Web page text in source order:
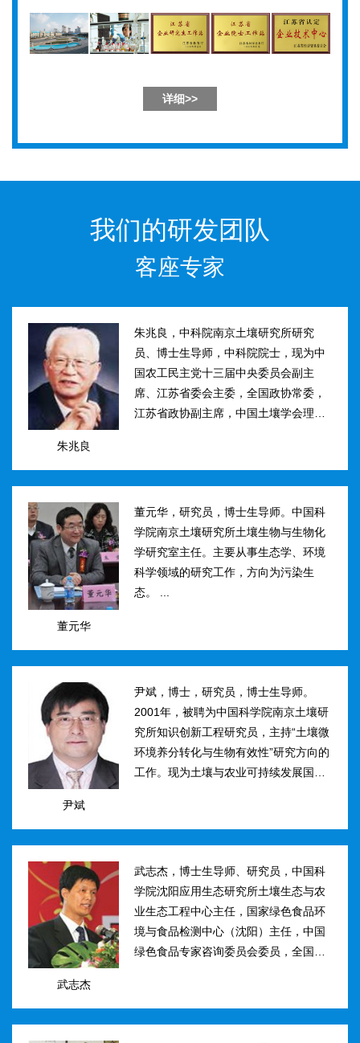
详细>>
我们的研发团队
客座专家
朱兆良
朱兆良，中科院南京土壤研究所研究
员、博士生导师，中科院院士，现为中
国农工民主党十三届中央委员会副主
席、江苏省委会主委，全国政协常委，
江苏省政协副主席，中国土壤学会理事
国家、中科院、江苏省科技进步奖和自
董元华
董元华，研究员，博士生导师。中国科
学院南京土壤研究所土壤生物与生物化
学研究室主任。主要从事生态学、环境
科学领域的研究工作，方向为污染生
态。 ...
尹斌
尹斌，博士，研究员，博士生导师。
2001年，被聘为中国科学院南京土壤研
究所知识创新工程研究员，主持“土壤微
环境养分转化与生物有效性”研究方向的
工作。现为土壤与农业可持续发展国家
影...
武志杰
武志杰，博士生导师、研究员，中国科
学院沈阳应用生态研究所土壤生态与农
业生态工程中心主任，国家绿色食品环
境与食品检测中心（沈阳）主任，中国
绿色食品专家咨询委员会委员，全国肥
学调控、新型缓控释肥料研制；土壤...